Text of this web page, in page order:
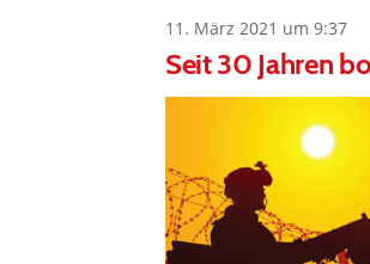
11. März 2021 um 9:37
Seit 30 Jahren